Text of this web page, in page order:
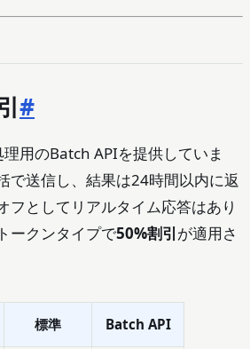
#
用のBatch APIを提供していま
で送信し、結果は24時間以内に返
フとしてリアルタイム応答はあり
ークンタイプで50%割引が適用さ
標準 Batch API